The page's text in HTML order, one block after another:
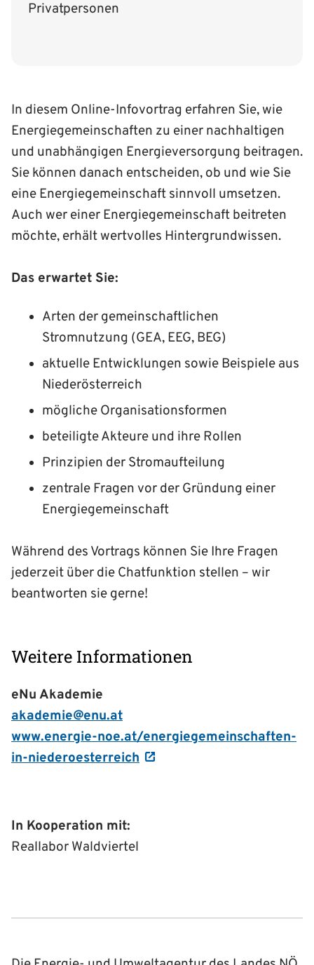
In diesem Online-Infovortrag erfahren Sie, wie
Energiegemeinschaften zu einer nachhaltigen
und unabhängigen Energieversorgung beitragen.
Sie können danach entscheiden, ob und wie Sie
eine Energiegemeinschaft sinnvoll umsetzen.
Auch wer einer Energiegemeinschaft beitreten
möchte, erhält wertvolles Hintergrundwissen.
Das erwartet Sie:
Arten der gemeinschaftlichen
Stromnutzung (GEA, EEG, BEG)
aktuelle Entwicklungen sowie Beispiele aus
Niederösterreich
mögliche Organisationsformen
beteiligte Akteure und ihre Rollen
Prinzipien der Stromaufteilung
zentrale Fragen vor der Gründung einer
Energiegemeinschaft
Während des Vortrags können Sie Ihre Fragen
jederzeit über die Chatfunktion stellen – wir
beantworten sie gerne!
Weitere Informationen
eNu Akademie
akademie@enu.at
www.energie-noe.at/energiegemeinschaften-
in-niederoesterreich
In Kooperation mit:
Reallabor Waldviertel
Privatpersonen